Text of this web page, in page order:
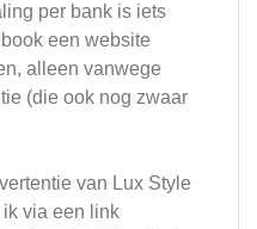
per bank is iets
een website
alleen vanwege
(die ook nog zwaar
van Lux Style
via een link